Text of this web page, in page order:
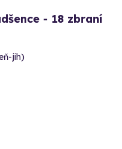
- 18 zbraní
jih)